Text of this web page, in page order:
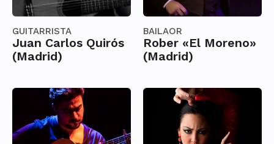
GUITARRISTA
Juan Carlos Quirós
(Madrid)
BAILAOR
Rober «El Moreno»
(Madrid)